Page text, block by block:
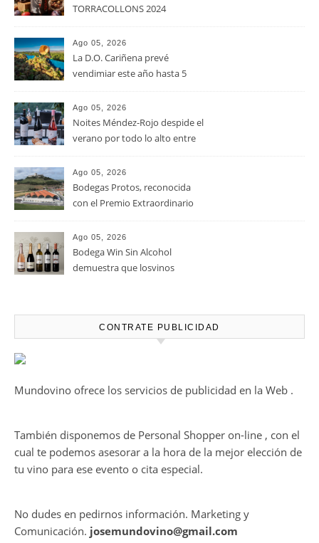
TORRACOLLONS 2024
Ago 05, 2026
La D.O. Cariñena prevé
vendimiar este año hasta 5
que en 2025
Ago 05, 2026
Noites Méndez-Rojo despide el
verano por todo lo alto entre
Ago 05, 2026
Bodegas Protos, reconocida
con el Premio Extraordinario
casi un siglo de excelencia
vitivinícola
Ago 05, 2026
Bodega Win Sin Alcohol
demuestra que losvinos
en el viñedo
CONTRATE PUBLICIDAD
Mundovino ofrece los servicios de publicidad en la Web .
También disponemos de Personal Shopper on-line , con el
cual te podemos asesorar a la hora de la mejor elección de
tu vino para ese evento o cita especial.
No dudes en pedirnos información. Marketing y
Comunicación. josemundovino@gmail.com